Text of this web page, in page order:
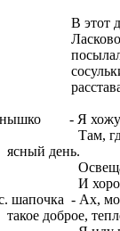
В этот
- Я хожу по
где солнце
ясный день.
шапочка - Ах,
такое доброе,